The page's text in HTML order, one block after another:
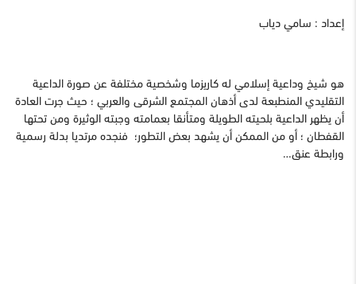
إعداد : سامي دياب
هو شيخ وداعية إسلامي له كاريزما وشخصية مختلفة عن صورة الداعية
التقليدي المنطبعة لدى أذهان المجتمع الشرقى والعربي ؛ حيث جرت العادة
أن يظهر الداعية بلحيته الطويلة ومتأنقا بعمامته وجبته الوثيرة ومن تحتها
القفطان ؛ أو من الممكن أن يشهد بعض التطور؛ فنجده مرتديا بدلة رسمية
ورابطة عنق…